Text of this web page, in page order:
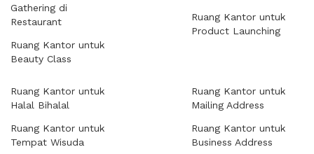
Gathering di
Restaurant
Ruang Kantor untuk
Beauty Class
Ruang Kantor untuk
Product Launching
Ruang Kantor untuk
Halal Bihalal
Ruang Kantor untuk
Tempat Wisuda
Ruang Kantor untuk
Mailing Address
Ruang Kantor untuk
Business Address